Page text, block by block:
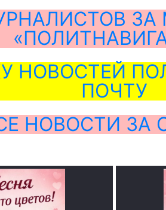
НОВОСТЕЙ
ПОЧТУ
НОВОСТИ ЗА